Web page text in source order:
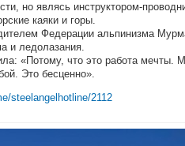
но являсь инструктором-
каяки и горы.
Федерации альпинизма
и ледолазания.
«Потому, что это работа мечты.
Это бесценно».
steelangelhotline/2112